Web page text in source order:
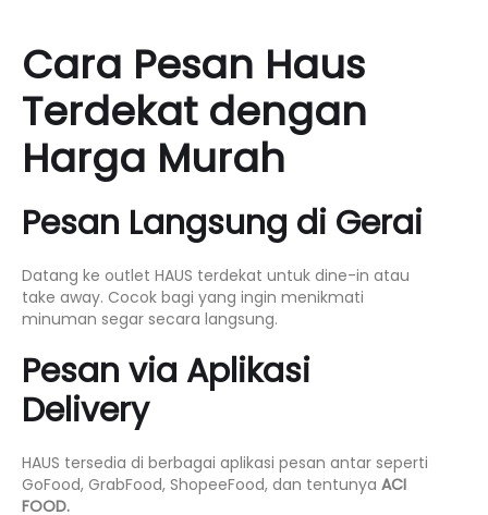
Cara Pesan Haus
Terdekat dengan
Harga Murah
Pesan Langsung di Gerai
Datang ke outlet HAUS terdekat untuk dine-in atau
take away. Cocok bagi yang ingin menikmati
minuman segar secara langsung.
Pesan via Aplikasi
Delivery
HAUS tersedia di berbagai aplikasi pesan antar seperti
GoFood, GrabFood, ShopeeFood, dan tentunya ACI
FOOD.